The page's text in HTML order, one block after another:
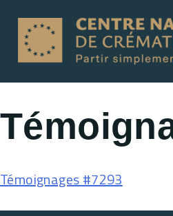
Témoignages #7293